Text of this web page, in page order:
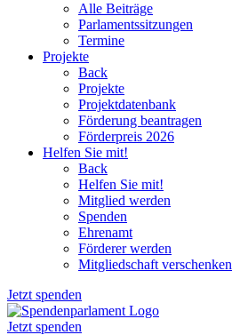
Alle Beiträge
Parlamentssitzungen
Termine
Projekte
Back
Projekte
Projektdatenbank
Förderung beantragen
Förderpreis 2026
Helfen Sie mit!
Back
Helfen Sie mit!
Mitglied werden
Spenden
Ehrenamt
Förderer werden
Mitgliedschaft verschenken
Jetzt spenden
Jetzt spenden